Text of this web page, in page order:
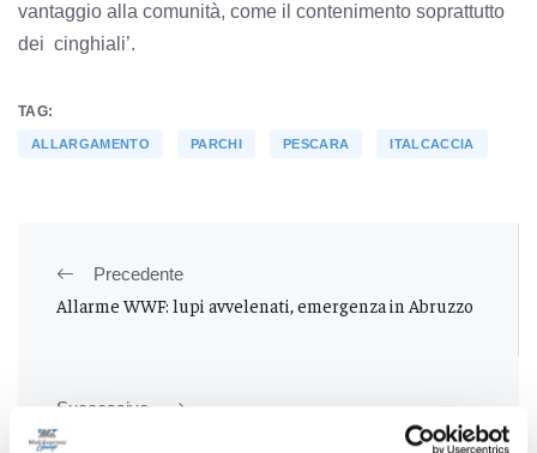
vantaggio alla comunità, come il contenimento soprattutto
dei cinghiali’.
TAG:
ALLARGAMENTO PARCHI PESCARA ITALCACCIA
Precedente
Allarme WWF: lupi avvelenati, emergenza in Abruzzo
Successivo
Ancona - Processo ’spese facili’ in Consiglio regionale,